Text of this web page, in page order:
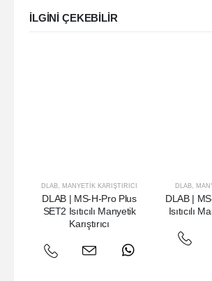
ILGINI ÇEKEBILIR
DLAB, MANYETIK KARIŞTIRICI
DLAB | MS-H-Pro Plus
SET2 Isıtıcılı Manyetik
Karıştırıcı
DLAB,
DLAB |
Isıtıcılı